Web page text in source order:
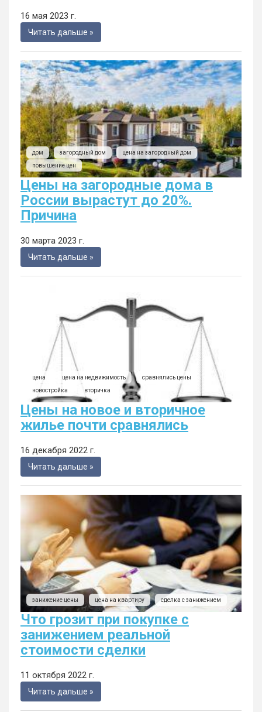
16 мая 2023 г.
Читать дальше »
дом загородный дом
цена на загородный дом
повышение цен
Цены на загородные дома в
России вырастут до 20%.
Причина
30 марта 2023 г.
Читать дальше »
цена цена на недвижимость
сравнялись цены
новостройка
вторичка
Цены на новое и вторичное
жилье почти сравнялись
16 декабря 2022 г.
Читать дальше »
занижение цены цена на квартиру сделка с занижением
Что грозит при покупке с
занижением реальной
стоимости сделки
11 октября 2022 г.
Читать дальше »